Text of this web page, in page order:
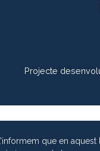
Projecte
L'informem que en